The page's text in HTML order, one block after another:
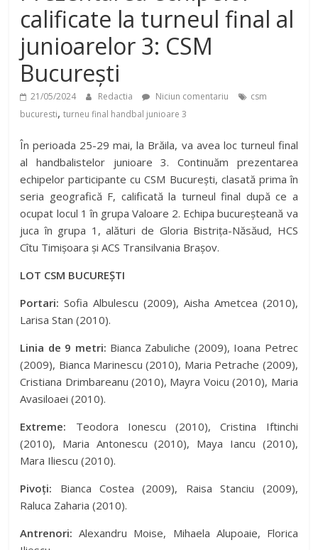
calificate la turneul final al
junioarelor 3: CSM
București
21/05/2024 Redactia Niciun comentariu
csm
bucuresti,turneu final handbal junioare 3
În perioada 25-29 mai, la Brăila, va avea loc turneul final
al handbalistelor junioare 3. Continuăm prezentarea
echipelor participante cu CSM București, clasată prima în
seria geografică F, calificată la turneul final după ce a
ocupat locul 1 în grupa Valoare 2. Echipa bucureșteană va
juca în grupa 1, alături de Gloria Bistrița-Năsăud, HCS
Cîtu Timișoara și ACS Transilvania Brașov.
LOT CSM BUCUREȘTI
Portari: Sofia Albulescu (2009), Aisha Ametcea (2010),
Larisa Stan (2010).
Linia de 9 metri: Bianca Zabuliche (2009), Ioana Petrec
(2009), Bianca Marinescu (2010), Maria Petrache (2009),
Cristiana Drimbareanu (2010), Mayra Voicu (2010), Maria
Avasiloaei (2010).
Extreme: Teodora Ionescu (2010), Cristina Iftinchi
(2010), Maria Antonescu (2010), Maya Iancu (2010),
Mara Iliescu (2010).
Pivoți: Bianca Costea (2009), Raisa Stanciu (2009),
Raluca Zaharia (2010).
Antrenori: Alexandru Moise, Mihaela Alupoaie, Florica